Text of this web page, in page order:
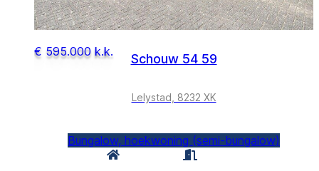
€ 595.000 k.k. Schouw 54 59
Lelystad, 8232 XK
Bungalow, hoekwoning (semi-bungalow)